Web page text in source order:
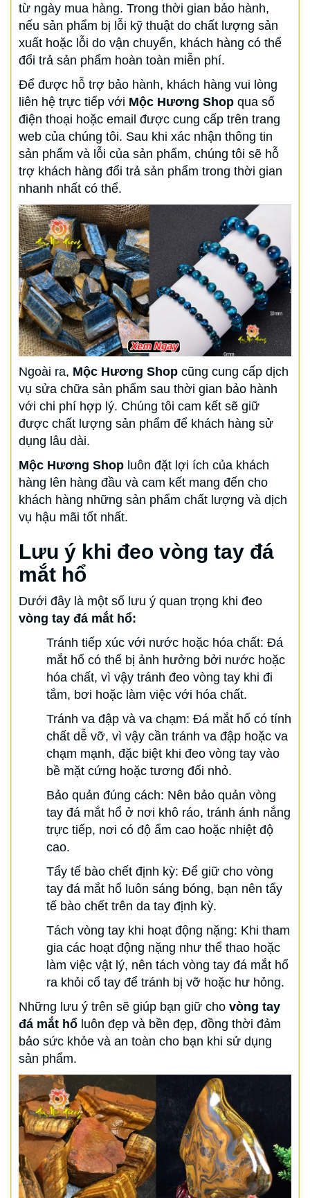
từ ngày mua hàng. Trong thời gian bảo hành,
nếu sản phẩm bị lỗi kỹ thuật do chất lượng sản
xuất hoặc lỗi do vận chuyển, khách hàng có thể
đổi trả sản phẩm hoàn toàn miễn phí.
Để được hỗ trợ bảo hành, khách hàng vui lòng
liên hệ trực tiếp với Mộc Hương Shop qua số
điện thoại hoặc email được cung cấp trên trang
web của chúng tôi. Sau khi xác nhận thông tin
sản phẩm và lỗi của sản phẩm, chúng tôi sẽ hỗ
trợ khách hàng đổi trả sản phẩm trong thời gian
nhanh nhất có thể.
Ngoài ra, Mộc Hương Shop cũng cung cấp dịch
vụ sửa chữa sản phẩm sau thời gian bảo hành
với chi phí hợp lý. Chúng tôi cam kết sẽ giữ
được chất lượng sản phẩm để khách hàng sử
dụng lâu dài.
Mộc Hương Shop luôn đặt lợi ích của khách
hàng lên hàng đầu và cam kết mang đến cho
khách hàng những sản phẩm chất lượng và dịch
vụ hậu mãi tốt nhất.
Lưu ý khi đeo vòng tay đá
mắt hổ
Dưới đây là một số lưu ý quan trọng khi đeo
vòng tay đá mắt hổ:
Tránh tiếp xúc với nước hoặc hóa chất: Đá
mắt hổ có thể bị ảnh hưởng bởi nước hoặc
hóa chất, vì vậy tránh đeo vòng tay khi đi
tắm, bơi hoặc làm việc với hóa chất.
Tránh va đập và va chạm: Đá mắt hổ có tính
chất dễ vỡ, vì vậy cần tránh va đập hoặc va
chạm mạnh, đặc biệt khi đeo vòng tay vào
bề mặt cứng hoặc tương đối nhỏ.
Bảo quản đúng cách: Nên bảo quản vòng
tay đá mắt hổ ở nơi khô ráo, tránh ánh nắng
trực tiếp, nơi có độ ẩm cao hoặc nhiệt độ
cao.
Tẩy tế bào chết định kỳ: Để giữ cho vòng
tay đá mắt hổ luôn sáng bóng, bạn nên tẩy
tế bào chết trên da tay định kỳ.
Tách vòng tay khi hoạt động nặng: Khi tham
gia các hoạt động nặng như thể thao hoặc
làm việc vật lý, nên tách vòng tay đá mắt hổ
ra khỏi cổ tay để tránh bị vỡ hoặc hư hỏng.
Những lưu ý trên sẽ giúp bạn giữ cho vòng tay
đá mắt hổ luôn đẹp và bền đẹp, đồng thời đảm
bảo sức khỏe và an toàn cho bạn khi sử dụng
sản phẩm.